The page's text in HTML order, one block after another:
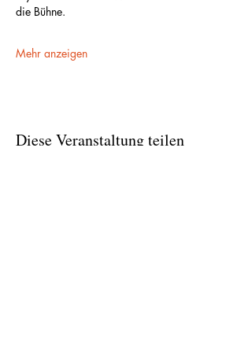
die Bühne.
Mehr anzeigen
Diese Veranstaltung teilen